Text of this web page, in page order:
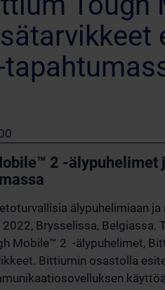
2 -älypuhelimet
älypuhelimiaan
Brysselissa, Belgiassa.
Mobile™ 2 -älypuhelimet,
Bittiumin osastolla